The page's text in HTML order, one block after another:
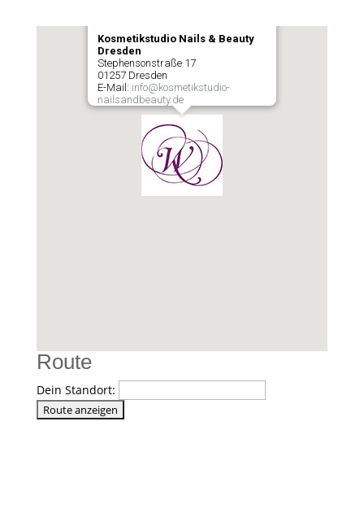
Kosmetikstudio Nails & Beauty
Dresden
Stephensonstraße 17
01257Dresden
E-Mail: info@kosmetikstudio-
nailsandbeauty.de
Route
Dein Standort: